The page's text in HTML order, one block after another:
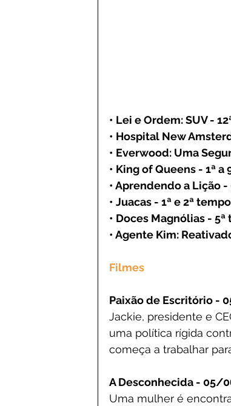
• Lei e Ordem: SUV -
• Hospital New
• Everwood: Uma
• King of Queens - 1ª
• Aprendendo a Lição
• Juacas - 1ª e 2ª
• Doces Magnólias -
• Agente Kim:
Filmes
Paixão de Escritório -
Jackie, presidente e
uma política rígida
começa a trabalhar
A Desconhecida - 05/
Uma mulher é